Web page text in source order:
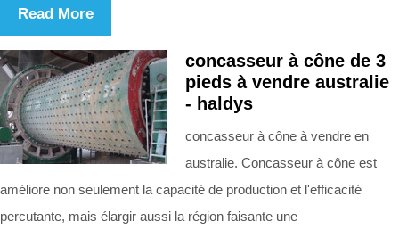
Read More
concasseur à cône de 3
pieds à vendre australie
- haldys
concasseur à cône à vendre en
australie. Concasseur à cône est
améliore non seulement la capacité de production et l'efficacité
percutante, mais élargir aussi la région faisante une